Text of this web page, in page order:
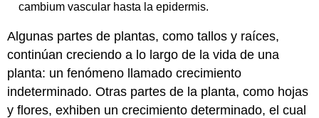
cambium vascular hasta la epidermis.
Algunas partes de plantas, como tallos y raíces,
continúan creciendo a lo largo de la vida de una
planta: un fenómeno llamado crecimiento
indeterminado. Otras partes de la planta, como hojas
y flores, exhiben un crecimiento determinado, el cual